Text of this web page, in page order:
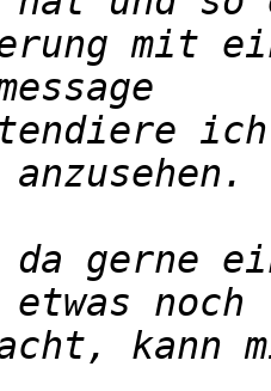
mit
da gerne
kann